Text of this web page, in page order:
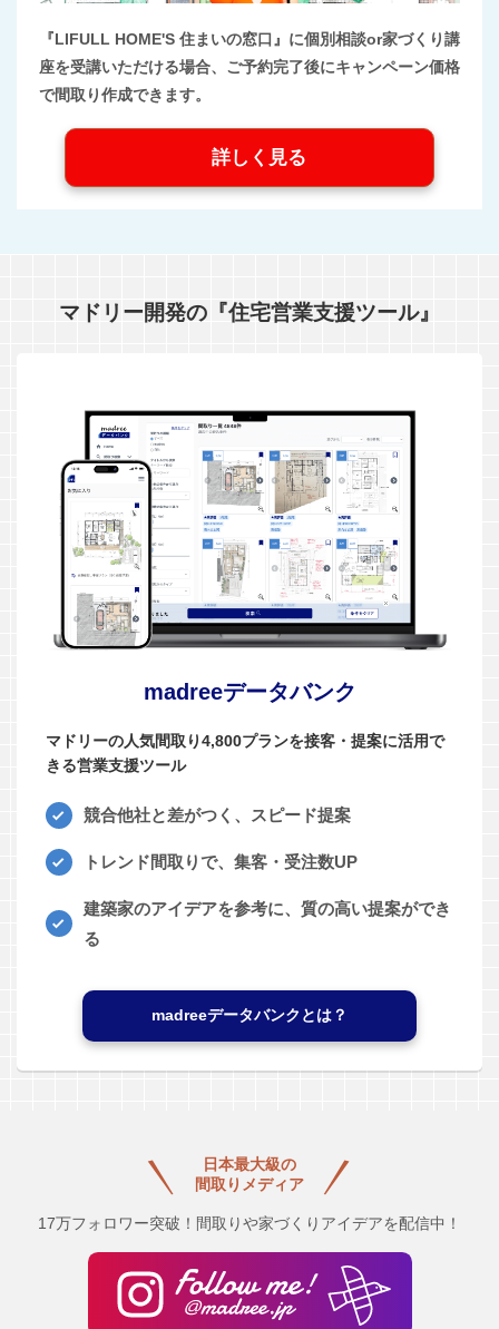
『LIFULL HOME'S 住まいの窓口』に個別相談or家づくり講
座を受講いただける場合、ご予約完了後にキャンペーン価格
で間取り作成できます。
詳しく見る
マドリー開発の『住宅営業支援ツール』
madreeデータバンク
マドリーの人気間取り4,800プランを接客・提案に活用で
きる営業支援ツール
競合他社と差がつく、スピード提案
トレンド間取りで、集客・受注数UP
建築家のアイデアを参考に、質の高い提案ができ
る
madreeデータバンクとは？
日本最大級の
間取りメディア
17万フォロワー突破！間取りや家づくりアイデアを配信中！